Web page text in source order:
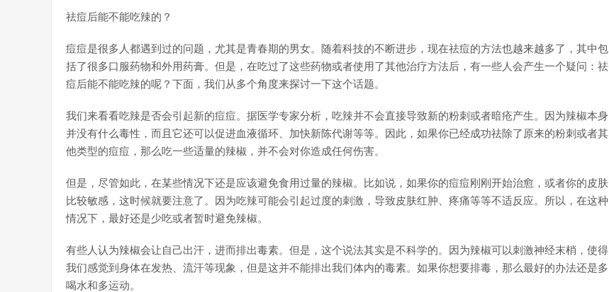
祛痘后能不能吃辣的？
痘痘是很多人都遇到过的问题，尤其是青春期的男女。随着科技的不断进步，现在祛痘的方法也越来越多了，其中包
括了很多口服药物和外用药膏。但是，在吃过了这些药物或者使用了其他治疗方法后，有一些人会产生一个疑问：祛
痘后能不能吃辣的呢？下面，我们从多个角度来探讨一下这个话题。
我们来看看吃辣是否会引起新的痘痘。据医学专家分析，吃辣并不会直接导致新的粉刺或者暗疮产生。因为辣椒本身
并没有什么毒性，而且它还可以促进血液循环、加快新陈代谢等等。因此，如果你已经成功祛除了原来的粉刺或者其
他类型的痘痘，那么吃一些适量的辣椒，并不会对你造成任何伤害。
但是，尽管如此，在某些情况下还是应该避免食用过量的辣椒。比如说，如果你的痘痘刚刚开始治愈，或者你的皮肤
比较敏感，这时候就要注意了。因为吃辣可能会引起过度的刺激，导致皮肤红肿、疼痛等等不适反应。所以，在这种
情况下，最好还是少吃或者暂时避免辣椒。
有些人认为辣椒会让自己出汗，进而排出毒素。但是，这个说法其实是不科学的。因为辣椒可以刺激神经末梢，使得
我们感觉到身体在发热、流汗等现象，但是这并不能排出我们体内的毒素。如果你想要排毒，那么最好的办法还是多
喝水和多运动。